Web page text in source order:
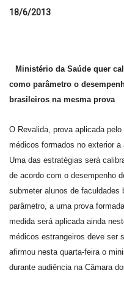
18/6/2013
Ministério da Saúde quer
como parâmetro o
brasileiros na mesma prova
O Revalida, prova aplicada
médicos formados no exterior
Uma das estratégias será
de acordo com o desempenho
submeter alunos de faculdades
parâmetro, a uma prova
medida será aplicada ainda
médicos estrangeiros deve ser
afirmou nesta quarta-feira o
durante audiência na Câmara